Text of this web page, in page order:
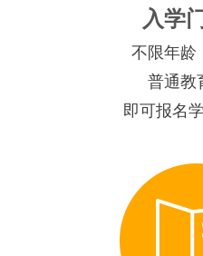
入学
不限年龄
普通教
即可报名